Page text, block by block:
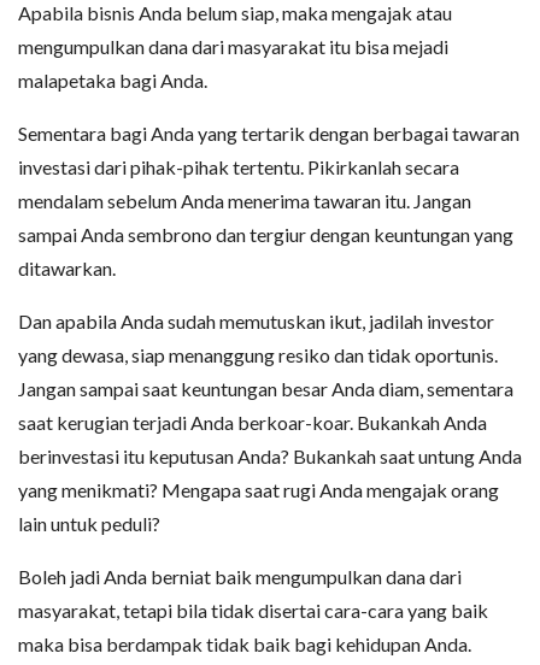
Apabila bisnis Anda belum siap, maka mengajak atau
mengumpulkan dana dari masyarakat itu bisa mejadi
malapetaka bagi Anda.
Sementara bagi Anda yang tertarik dengan berbagai tawaran
investasi dari pihak-pihak tertentu. Pikirkanlah secara
mendalam sebelum Anda menerima tawaran itu. Jangan
sampai Anda sembrono dan tergiur dengan keuntungan yang
ditawarkan.
Dan apabila Anda sudah memutuskan ikut, jadilah investor
yang dewasa, siap menanggung resiko dan tidak oportunis.
Jangan sampai saat keuntungan besar Anda diam, sementara
saat kerugian terjadi Anda berkoar-koar. Bukankah Anda
berinvestasi itu keputusan Anda? Bukankah saat untung Anda
yang menikmati? Mengapa saat rugi Anda mengajak orang
lain untuk peduli?
Boleh jadi Anda berniat baik mengumpulkan dana dari
masyarakat, tetapi bila tidak disertai cara-cara yang baik
maka bisa berdampak tidak baik bagi kehidupan Anda.